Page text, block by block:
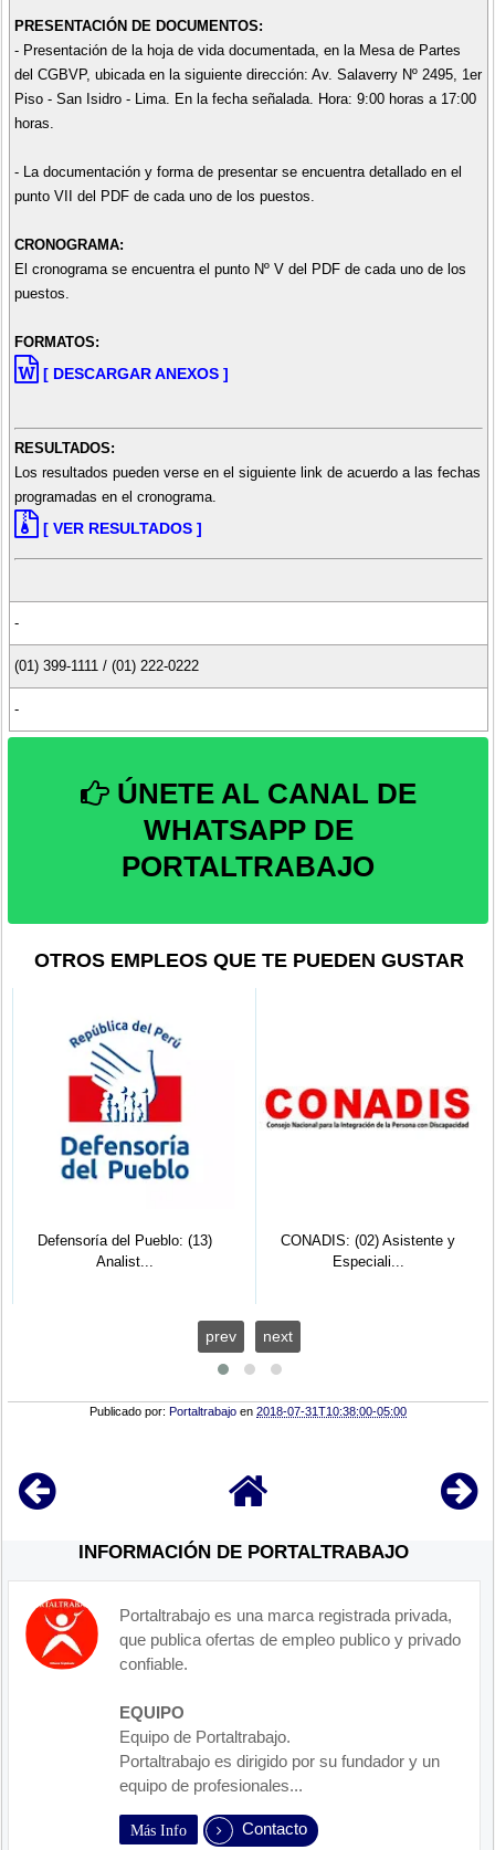
PRESENTACIÓN DE DOCUMENTOS:
- Presentación de la hoja de vida documentada, en la Mesa de Partes
del CGBVP, ubicada en la siguiente dirección: Av. Salaverry Nº 2495, 1er
Piso - San Isidro - Lima. En la fecha señalada. Hora: 9:00 horas a 17:00
horas.
- La documentación y forma de presentar se encuentra detallado en el
punto VII del PDF de cada uno de los puestos.
CRONOGRAMA:
El cronograma se encuentra el punto Nº V del PDF de cada uno de los
puestos.
FORMATOS:
[ DESCARGAR ANEXOS ]
RESULTADOS:
Los resultados pueden verse en el siguiente link de acuerdo a las fechas
programadas en el cronograma.
[ VER RESULTADOS ]
-
(01) 399-1111 / (01) 222-0222
-
ÚNETE AL CANAL DE
WHATSAPP DE
PORTALTRABAJO
OTROS EMPLEOS QUE TE PUEDEN GUSTAR
Defensoría del Pueblo: (13)
Analist...
CONADIS: (02) Asistente y
Especiali...
prev next
Publicado por:Portaltrabajo en2018-07-31T10:38:00-05:00
INFORMACIÓN DE PORTALTRABAJO
Portaltrabajo es una marca registrada privada,
que publica ofertas de empleo publico y privado
confiable.
EQUIPO
Equipo de Portaltrabajo.
Portaltrabajo es dirigido por su fundador y un
equipo de profesionales...
Más Info Contacto